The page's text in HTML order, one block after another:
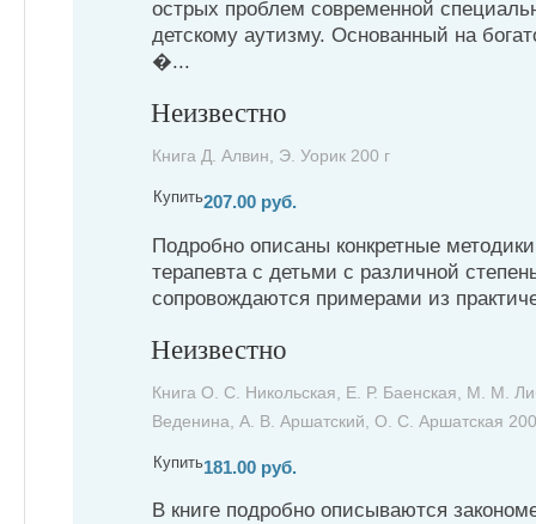
острых проблем современной
детскому аутизму. Основанный на
�...
Неизвестно
Книга Д. Алвин, Э. Уорик 200 г
Купить207.00 руб.
Подробно описаны конкретные
терапевта с детьми с различной
сопровождаются примерами из
Неизвестно
Книга О. С. Никольская, Е. Р. Баенская, М. М.
Веденина, А. В. Аршатский, О. С. Аршатская
Купить181.00 руб.
В книге подробно описываются